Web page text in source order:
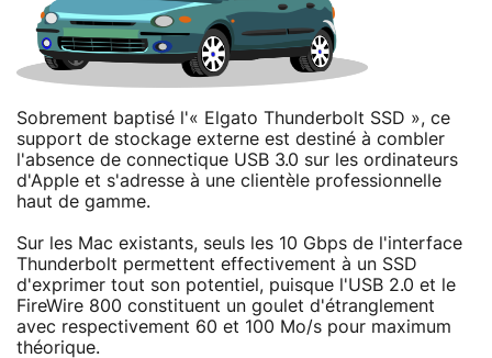
Sobrement baptisé l'« Elgato Thunderbolt SSD », ce
support de stockage externe est destiné à combler
l'absence de connectique USB 3.0 sur les ordinateurs
d'Apple et s'adresse à une clientèle professionnelle
haut de gamme.
Sur les Mac existants, seuls les 10 Gbps de l'interface
Thunderbolt permettent effectivement à un SSD
d'exprimer tout son potentiel, puisque l'USB 2.0 et le
FireWire 800 constituent un goulet d'étranglement
avec respectivement 60 et 100 Mo/s pour maximum
théorique.